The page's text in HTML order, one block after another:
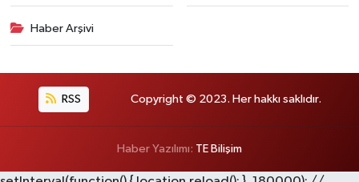
Haber Arşivi
RSS Copyright © 2023. Her hakkı saklıdır.
Haber Yazılımı: TE Bilişim